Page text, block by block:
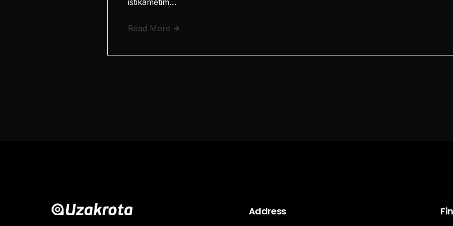
istikametim…
Read More
Address